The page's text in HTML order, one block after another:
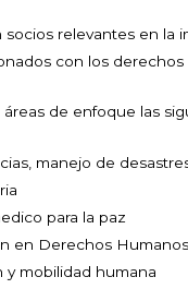
socios relevantes en la
con los derechos
de enfoque las
manejo de
para la paz
en Derechos Humanos
y mobilidad humana